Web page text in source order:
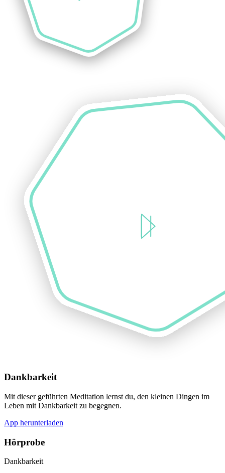
Dankbarkeit
Mit dieser geführten Meditation lernst du, den kleinen Dingen im
Leben mit Dankbarkeit zu begegnen.
App herunterladen
Hörprobe
Dankbarkeit